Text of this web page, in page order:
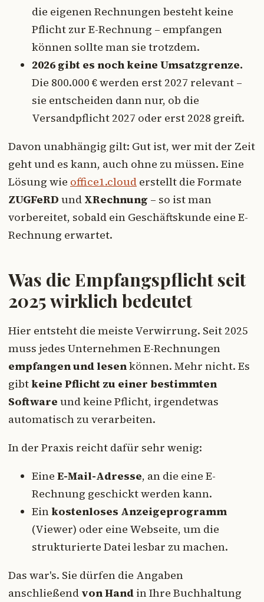
die eigenen Rechnungen besteht keine
Pflicht zur E-Rechnung – empfangen
können sollte man sie trotzdem.
2026 gibt es noch keine Umsatzgrenze.
Die 800.000 € werden erst 2027 relevant –
sie entscheiden dann nur, ob die
Versandpflicht 2027 oder erst 2028 greift.
Davon unabhängig gilt: Gut ist, wer mit der Zeit
geht und es kann, auch ohne zu müssen. Eine
Lösung wie office1.cloud erstellt die Formate
ZUGFeRD und XRechnung – so ist man
vorbereitet, sobald ein Geschäftskunde eine E-
Rechnung erwartet.
Was die Empfangspflicht seit
2025 wirklich bedeutet
Hier entsteht die meiste Verwirrung. Seit 2025
muss jedes Unternehmen E-Rechnungen
empfangen und lesenkönnen. Mehr nicht. Es
gibtkeine Pflicht zu einer bestimmten
Software und keine Pflicht, irgendetwas
automatisch zu verarbeiten.
In der Praxis reicht dafür sehr wenig:
Eine E-Mail-Adresse, an die eine E-
Rechnung geschickt werden kann.
Einkostenloses Anzeigeprogramm
(Viewer) oder eine Webseite, um die
strukturierte Datei lesbar zu machen.
Das war's. Sie dürfen die Angaben
anschließend von Hand in Ihre Buchhaltung